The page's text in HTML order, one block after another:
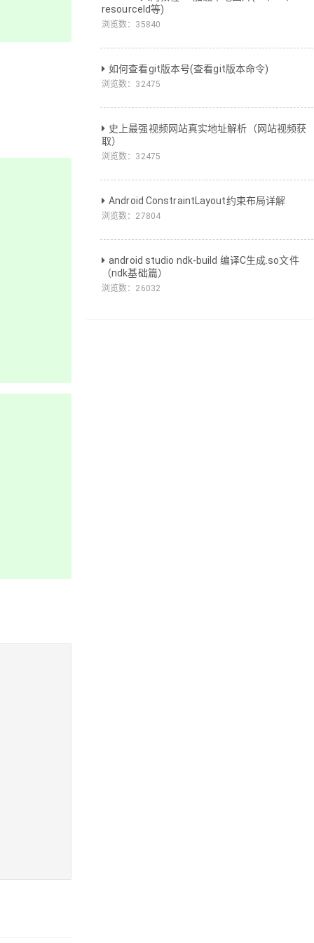
resourceId等)
浏览数： 35840
如何查看git版本号(查看git版本命令)
浏览数： 32475
史上最强视频网站真实地址解析（网站视频获
取）
浏览数： 32475
Android ConstraintLayout约束布局详解
浏览数： 27804
android studio ndk-build 编译C生成.so文件
（ndk基础篇）
浏览数： 26032